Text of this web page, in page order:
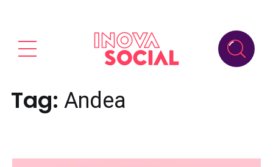
Tag: Andea